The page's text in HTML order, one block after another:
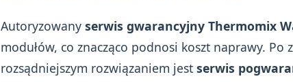
Autoryzowany serwis gwarancyjny Thermomix
modułów, co znacząco podnosi koszt naprawy. Po
rozsądniejszym rozwiązaniem jest serwis